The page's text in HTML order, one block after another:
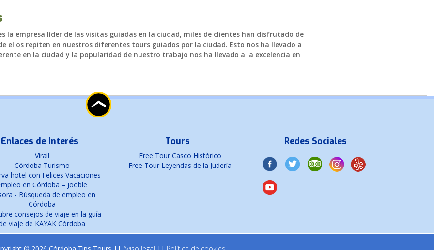
la empresa líder de las visitas guiadas en la ciudad, miles de clientes han disfrutado de
ellos repiten en nuestros diferentes tours guiados por la ciudad. Esto nos ha llevado a
en la ciudad y la popularidad de nuestro trabajo nos ha llevado a la excelencia en
Enlaces de Interés
Virail
Córdoba Turismo
hotel con Felices Vacaciones
en Córdoba – Jooble
- Búsqueda de empleo en
Córdoba
consejos de viaje en la guía
de viaje de KAYAK Córdoba
Tours
Free Tour Casco Histórico
Free Tour Leyendas de la Judería
Redes Sociales